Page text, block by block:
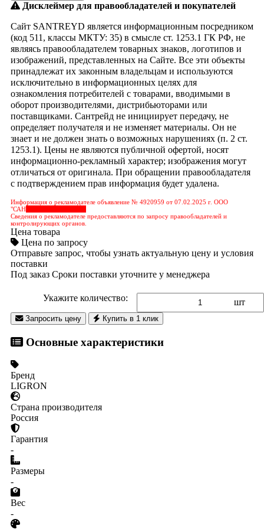
Дисклеймер для правообладателей и покупателей
Сайт SANTREYD является информационным посредником
(код 511, классы МКТУ: 35) в смысле ст. 1253.1 ГК РФ, не
являясь правообладателем товарных знаков, логотипов и
изображений, представленных на Сайте. Все эти объекты
принадлежат их законным владельцам и используются
исключительно в информационных целях для
ознакомления потребителей с товарами, вводимыми в
оборот производителями, дистрибьюторами или
поставщиками. Сантрейд не инициирует передачу, не
определяет получателя и не изменяет материалы. Он не
знает и не должен знать о возможных нарушениях (п. 2 ст.
1253.1). Цены не являются публичной офертой, носят
информационно-рекламный характер; изображения могут
отличаться от оригинала. При обращении правообладателя
с подтверждением прав информация будет удалена.
Информация о рекламодателе объявление № 4920959 от 07.02.2025 г. ООО
"САН
Сведения о рекламодателе предоставляются по запросу правообладателей и
контролирующих органов.
Цена товара
Цена по запросу
Отправьте запрос, чтобы узнать актуальную цену и условия
поставки
Под заказ Сроки поставки уточните у менеджера
Укажите количество: шт
Запросить цену Купить в 1 клик
Основные характеристики
Бренд
LIGRON
Страна производителя
Россия
Гарантия
-
Размеры
-
Вес
-